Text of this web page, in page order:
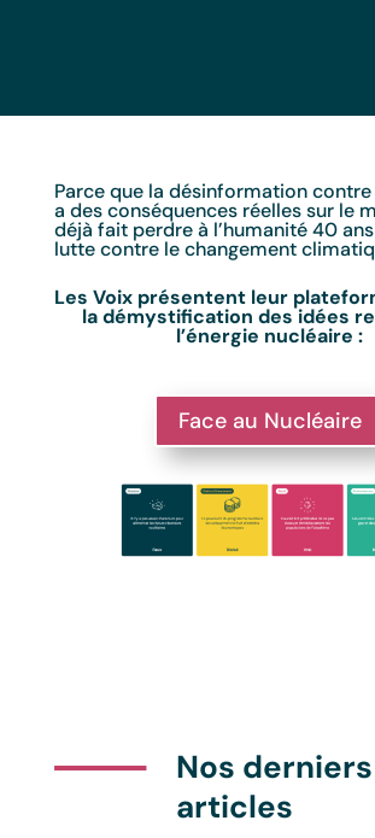
Parce que la désinformation
a des conséquences réelles sur le
déjà fait perdre à l’humanité 40
lutte contre le changement
Les Voix présentent leur
la démystification des idées
l’énergie nucléaire :
Face au Nucléaire
Nos derniers
articles